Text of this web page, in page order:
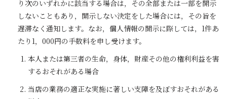
り次のいずれかに該当する場合は，その全部または一部を開示
しないこともあり，開示しない決定をした場合には，その旨を
遅滞なく通知します。なお，個人情報の開示に際しては，1件あ
たり1，000円の手数料を申し受けます。
本人または第三者の生命，身体，財産その他の権利利益を害
するおそれがある場合
当店の業務の適正な実施に著しい支障を及ぼすおそれがある